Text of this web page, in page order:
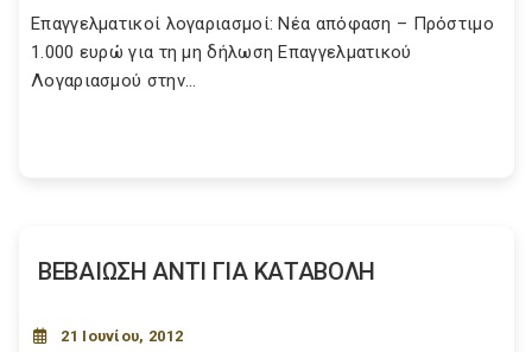
Επαγγελματικοί λογαριασμοί: Νέα απόφαση – Πρόστιμο
1.000 ευρώ για τη μη δήλωση Επαγγελματικού
Λογαριασμού στην...
ΒΕΒΑΙΩΣΗ ΑΝΤΙ ΓΙΑ ΚΑΤΑΒΟΛΗ
21 Ιουνίου, 2012